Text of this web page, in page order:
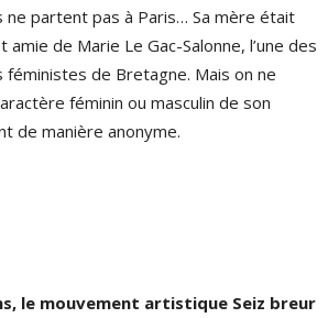
ne partent pas à Paris… Sa mère était
amie de Marie Le Gac-Salonne, l’une des
de Bretagne. Mais on ne
féminin ou masculin de son
de manière anonyme.
le mouvement artistique Seiz breur